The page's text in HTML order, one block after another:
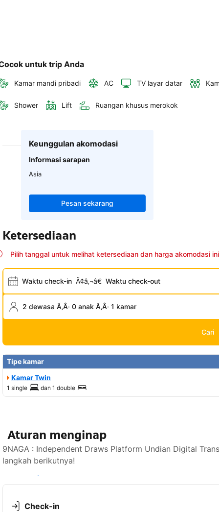
untuk trip Anda
Kamar mandi pribadi AC TV layar datar
Shower Lift Ruangan khusus merokok
Keunggulan akomodasi
Informasi sarapan
Asia
Pesan sekarang
Ketersediaan
Pilih tanggal untuk melihat ketersediaan dan harga akomodasi ini
Waktu check-in Ã¢â‚¬â€ Waktu check-out
2 dewasa Ã‚Â· 0 anak Ã‚Â· 1 kamar
Cari
Tipe kamar
Kamar Twin
1 single dan 1 double
Aturan menginap
9NAGA : Independent Draws Platform Undian Digital
langkah berikutnya!
Lihat ketersediaan
Check-in